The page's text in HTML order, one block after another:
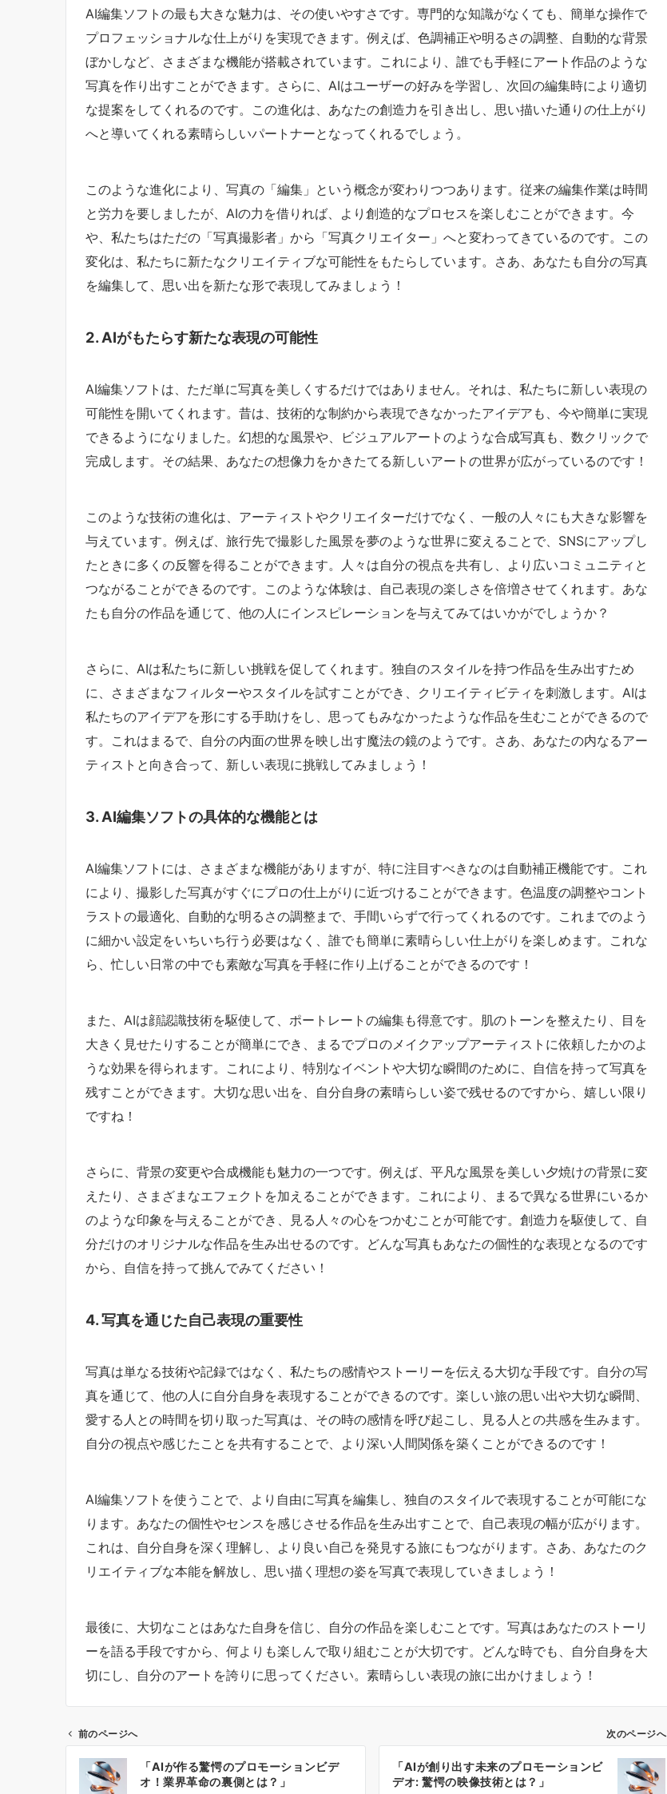
AI編集ソフトの最も大きな魅力は、その使いやすさです。専門的な知識がなくても、簡単な操作で
プロフェッショナルな仕上がりを実現できます。例えば、色調補正や明るさの調整、自動的な背景
ぼかしなど、さまざまな機能が搭載されています。これにより、誰でも手軽にアート作品のような
写真を作り出すことができます。さらに、AIはユーザーの好みを学習し、次回の編集時により適切
な提案をしてくれるのです。この進化は、あなたの創造力を引き出し、思い描いた通りの仕上がり
へと導いてくれる素晴らしいパートナーとなってくれるでしょう。
このような進化により、写真の「編集」という概念が変わりつつあります。従来の編集作業は時間
と労力を要しましたが、AIの力を借りれば、より創造的なプロセスを楽しむことができます。今
や、私たちはただの「写真撮影者」から「写真クリエイター」へと変わってきているのです。この
変化は、私たちに新たなクリエイティブな可能性をもたらしています。さあ、あなたも自分の写真
を編集して、思い出を新たな形で表現してみましょう！
2. AIがもたらす新たな表現の可能性
AI編集ソフトは、ただ単に写真を美しくするだけではありません。それは、私たちに新しい表現の
可能性を開いてくれます。昔は、技術的な制約から表現できなかったアイデアも、今や簡単に実現
できるようになりました。幻想的な風景や、ビジュアルアートのような合成写真も、数クリックで
完成します。その結果、あなたの想像力をかきたてる新しいアートの世界が広がっているのです！
このような技術の進化は、アーティストやクリエイターだけでなく、一般の人々にも大きな影響を
与えています。例えば、旅行先で撮影した風景を夢のような世界に変えることで、SNSにアップし
たときに多くの反響を得ることができます。人々は自分の視点を共有し、より広いコミュニティと
つながることができるのです。このような体験は、自己表現の楽しさを倍増させてくれます。あな
たも自分の作品を通じて、他の人にインスピレーションを与えてみてはいかがでしょうか？
さらに、AIは私たちに新しい挑戦を促してくれます。独自のスタイルを持つ作品を生み出すため
に、さまざまなフィルターやスタイルを試すことができ、クリエイティビティを刺激します。AIは
私たちのアイデアを形にする手助けをし、思ってもみなかったような作品を生むことができるので
す。これはまるで、自分の内面の世界を映し出す魔法の鏡のようです。さあ、あなたの内なるアー
ティストと向き合って、新しい表現に挑戦してみましょう！
3. AI編集ソフトの具体的な機能とは
AI編集ソフトには、さまざまな機能がありますが、特に注目すべきなのは自動補正機能です。これ
により、撮影した写真がすぐにプロの仕上がりに近づけることができます。色温度の調整やコント
ラストの最適化、自動的な明るさの調整まで、手間いらずで行ってくれるのです。これまでのよう
に細かい設定をいちいち行う必要はなく、誰でも簡単に素晴らしい仕上がりを楽しめます。これな
ら、忙しい日常の中でも素敵な写真を手軽に作り上げることができるのです！
また、AIは顔認識技術を駆使して、ポートレートの編集も得意です。肌のトーンを整えたり、目を
大きく見せたりすることが簡単にでき、まるでプロのメイクアップアーティストに依頼したかのよ
うな効果を得られます。これにより、特別なイベントや大切な瞬間のために、自信を持って写真を
残すことができます。大切な思い出を、自分自身の素晴らしい姿で残せるのですから、嬉しい限り
ですね！
さらに、背景の変更や合成機能も魅力の一つです。例えば、平凡な風景を美しい夕焼けの背景に変
えたり、さまざまなエフェクトを加えることができます。これにより、まるで異なる世界にいるか
のような印象を与えることができ、見る人々の心をつかむことが可能です。創造力を駆使して、自
分だけのオリジナルな作品を生み出せるのです。どんな写真もあなたの個性的な表現となるのです
から、自信を持って挑んでみてください！
4. 写真を通じた自己表現の重要性
写真は単なる技術や記録ではなく、私たちの感情やストーリーを伝える大切な手段です。自分の写
真を通じて、他の人に自分自身を表現することができるのです。楽しい旅の思い出や大切な瞬間、
愛する人との時間を切り取った写真は、その時の感情を呼び起こし、見る人との共感を生みます。
自分の視点や感じたことを共有することで、より深い人間関係を築くことができるのです！
AI編集ソフトを使うことで、より自由に写真を編集し、独自のスタイルで表現することが可能にな
ります。あなたの個性やセンスを感じさせる作品を生み出すことで、自己表現の幅が広がります。
これは、自分自身を深く理解し、より良い自己を発見する旅にもつながります。さあ、あなたのク
リエイティブな本能を解放し、思い描く理想の姿を写真で表現していきましょう！
最後に、大切なことはあなた自身を信じ、自分の作品を楽しむことです。写真はあなたのストーリ
ーを語る手段ですから、何よりも楽しんで取り組むことが大切です。どんな時でも、自分自身を大
切にし、自分のアートを誇りに思ってください。素晴らしい表現の旅に出かけましょう！
前のページへ
「AIが作る驚愕のプロモーションビデ
オ！業界革命の裏側とは？」
次のページへ
「AIが創り出す未来のプロモーションビ
デオ: 驚愕の映像技術とは？」